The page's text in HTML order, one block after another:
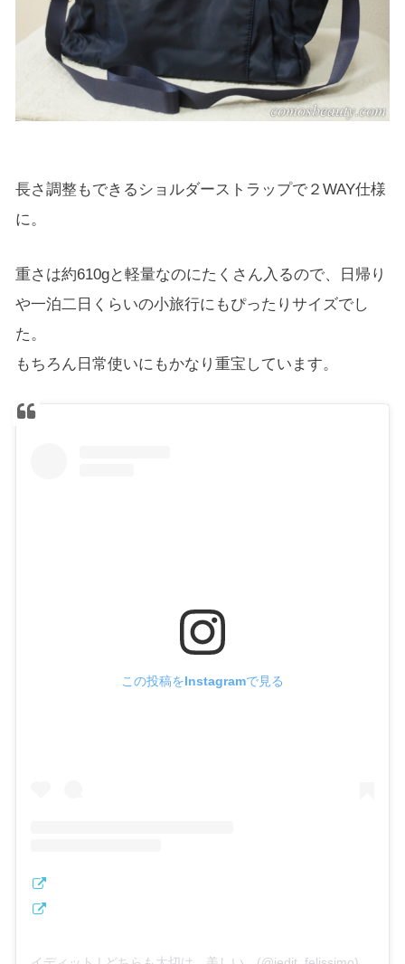
長さ調整もできるショルダーストラップで２WAY仕様
に。
重さは約610gと軽量なのにたくさん入るので、日帰り
や一泊二日くらいの小旅行にもぴったりサイズでし
た。
もちろん日常使いにもかなり重宝しています。
この投稿をInstagramで見る